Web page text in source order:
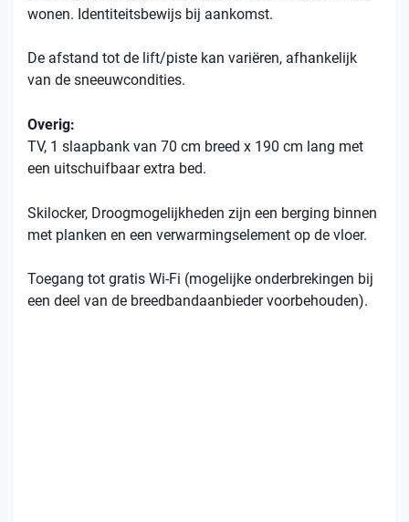
wonen. Identiteitsbewijs bij aankomst.
De afstand tot de lift/piste kan variëren, afhankelijk
van de sneeuwcondities.
Overig:
TV, 1 slaapbank van 70 cm breed x 190 cm lang met
een uitschuifbaar extra bed.
Skilocker, Droogmogelijkheden zijn een berging binnen
met planken en een verwarmingselement op de vloer.
Toegang tot gratis Wi-Fi (mogelijke onderbrekingen bij
een deel van de breedbandaanbieder voorbehouden).